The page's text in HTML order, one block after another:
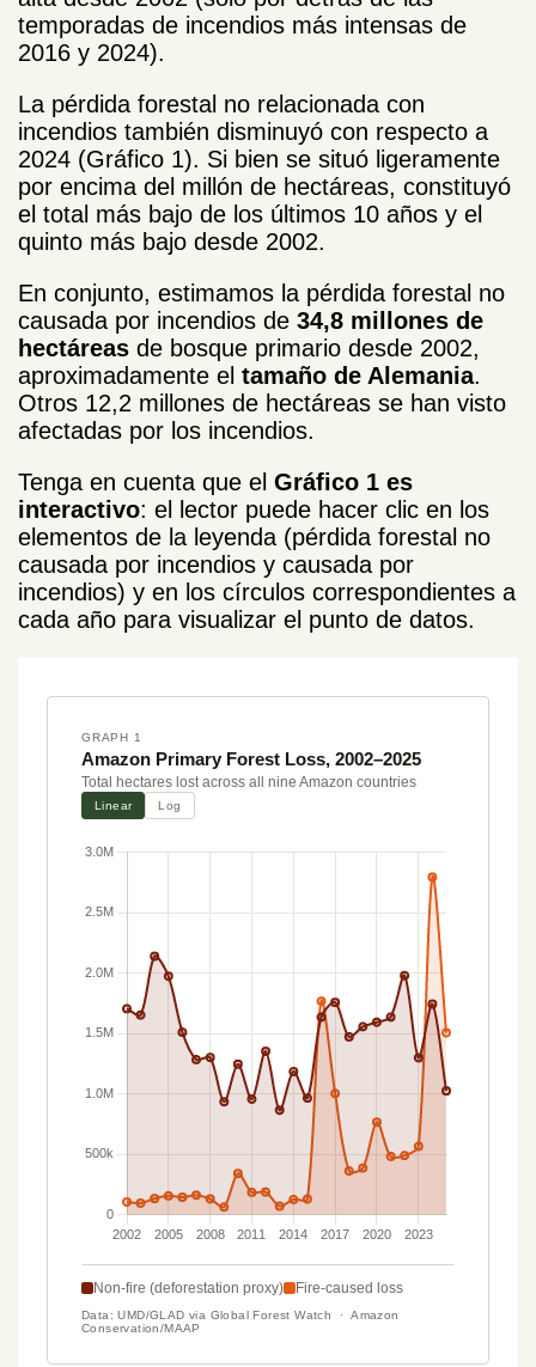
temporadas de incendios más intensas de
2016 y 2024).
La pérdida forestal no relacionada con
incendios también disminuyó con respecto a
2024 (Gráfico 1). Si bien se situó ligeramente
por encima del millón de hectáreas, constituyó
el total más bajo de los últimos 10 años y el
quinto más bajo desde 2002.
En conjunto, estimamos la pérdida forestal no
causada por incendios de 34,8 millones de
hectáreas de bosque primario desde 2002,
aproximadamente el tamaño de Alemania.
Otros 12,2 millones de hectáreas se han visto
afectadas por los incendios.
Tenga en cuenta que el Gráfico 1 es
interactivo: el lector puede hacer clic en los
elementos de la leyenda (pérdida forestal no
causada por incendios y causada por
incendios) y en los círculos correspondientes a
cada año para visualizar el punto de datos.